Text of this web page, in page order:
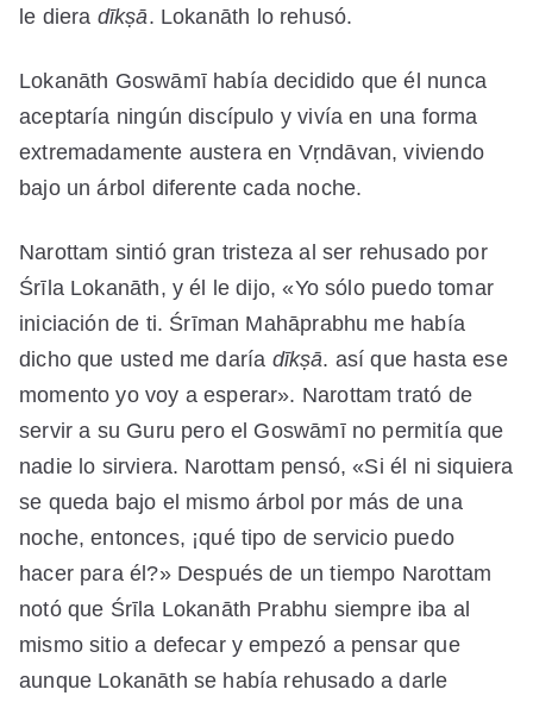
le diera dīkṣā. Lokanāth lo rehusó.
Lokanāth Goswāmī había decidido que él nunca
aceptaría ningún discípulo y vivía en una forma
extremadamente austera en Vṛndāvan, viviendo
bajo un árbol diferente cada noche.
Narottam sintió gran tristeza al ser rehusado por
Śrīla Lokanāth, y él le dijo, «Yo sólo puedo tomar
iniciación de ti. Śrīman Mahāprabhu me había
dicho que usted me daría dīkṣā. así que hasta ese
momento yo voy a esperar». Narottam trató de
servir a su Guru pero el Goswāmī no permitía que
nadie lo sirviera. Narottam pensó, «Si él ni siquiera
se queda bajo el mismo árbol por más de una
noche, entonces, ¡qué tipo de servicio puedo
hacer para él?» Después de un tiempo Narottam
notó que Śrīla Lokanāth Prabhu siempre iba al
mismo sitio a defecar y empezó a pensar que
aunque Lokanāth se había rehusado a darle